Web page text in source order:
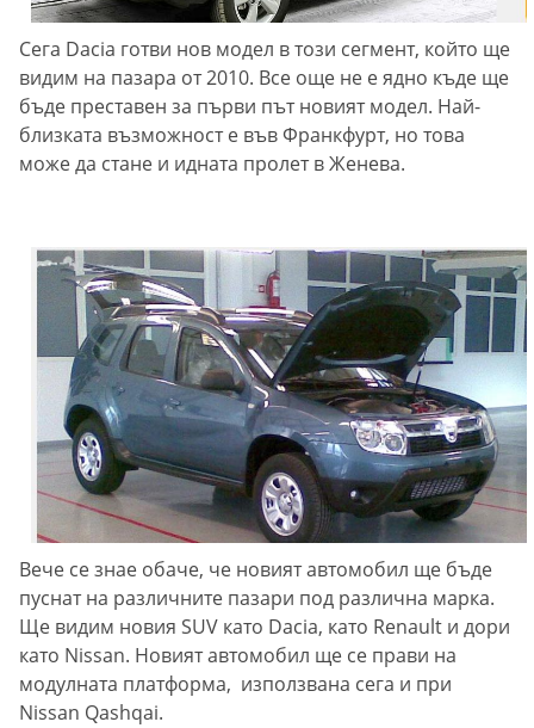
Сега Dacia готви нов модел в този сегмент, който ще
видим на пазара от 2010. Все още не е ядно къде ще
бъде преставен за първи път новият модел. Най-
близката възможност е във Франкфурт, но това
може да стане и идната пролет в Женева.
Вече се знае обаче, че новият автомобил ще бъде
пуснат на различните пазари под различна марка.
Ще видим новия SUV като Dacia, като Renault и дори
като Nissan. Новият автомобил ще се прави на
модулната платформа, използвана сега и при
Nissan Qashqai.